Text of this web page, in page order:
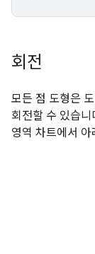
회전
모든 점 도형은
회전할 수 있습
영역 차트에서